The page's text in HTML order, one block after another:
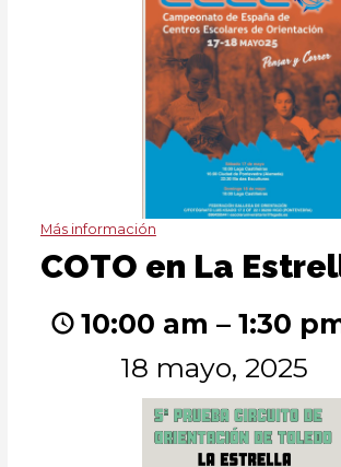
Más información
COTO
en
Estrella
COTO en La
10:00 am – 1:30
18 mayo, 2025